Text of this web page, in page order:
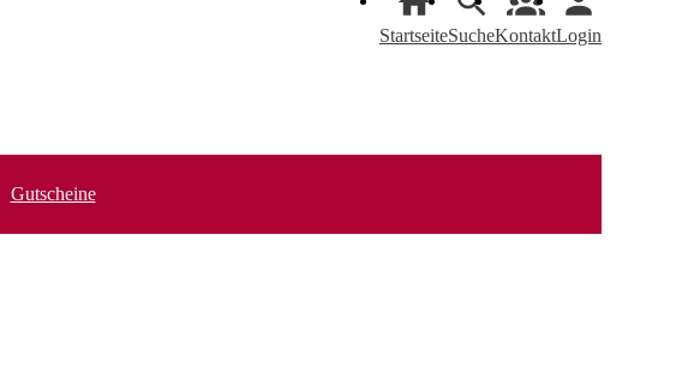
StartseiteSucheKontaktLogin
Gutscheine